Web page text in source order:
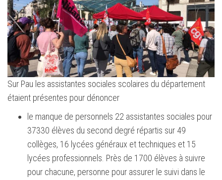
Sur Pau les assistantes sociales scolaires du département
étaient présentes pour dénoncer
le manque de personnels 22 assistantes sociales pour
37330 élèves du second degré répartis sur 49
collèges, 16 lycées généraux et techniques et 15
lycées professionnels. Près de 1700 élèves à suivre
pour chacune, personne pour assurer le suivi dans le